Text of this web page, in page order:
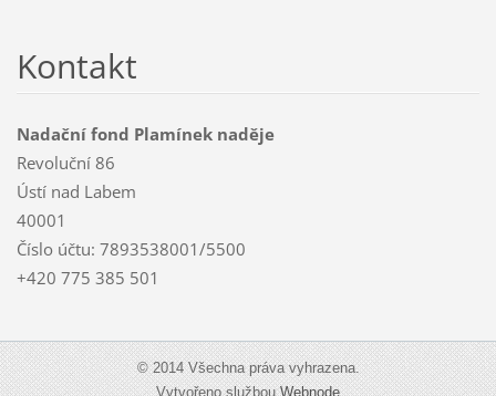
Kontakt
Nadační fond Plamínek naděje
Revoluční 86
Ústí nad Labem
40001
Číslo účtu: 7893538001/5500
+420 775 385 501
© 2014 Všechna práva vyhrazena.
Vytvořeno službouWebnode